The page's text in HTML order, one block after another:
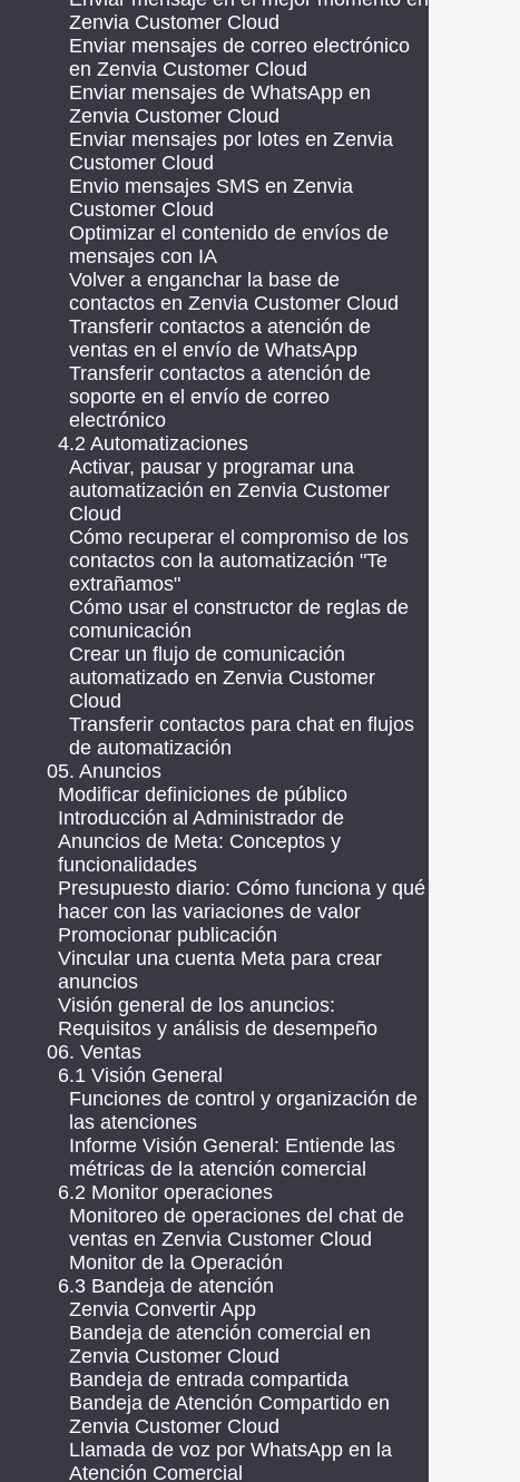
Zenvia Customer Cloud
Enviar mensajes de correo electrónico
en Zenvia Customer Cloud
Enviar mensajes de WhatsApp en
Zenvia Customer Cloud
Enviar mensajes por lotes en Zenvia
Customer Cloud
Envio mensajes SMS en Zenvia
Customer Cloud
Optimizar el contenido de envíos de
mensajes con IA
Volver a enganchar la base de
contactos en Zenvia Customer Cloud
Transferir contactos a atención de
ventas en el envío de WhatsApp
Transferir contactos a atención de
soporte en el envío de correo
electrónico
4.2 Automatizaciones
Activar, pausar y programar una
automatización en Zenvia Customer
Cloud
Cómo recuperar el compromiso de los
contactos con la automatización "Te
extrañamos"
Cómo usar el constructor de reglas de
comunicación
Crear un flujo de comunicación
automatizado en Zenvia Customer
Cloud
Transferir contactos para chat en flujos
de automatización
05. Anuncios
Modificar definiciones de público
Introducción al Administrador de
Anuncios de Meta: Conceptos y
funcionalidades
Presupuesto diario: Cómo funciona y qué
hacer con las variaciones de valor
Promocionar publicación
Vincular una cuenta Meta para crear
anuncios
Visión general de los anuncios:
Requisitos y análisis de desempeño
06. Ventas
6.1 Visión General
Funciones de control y organización de
las atenciones
Informe Visión General: Entiende las
métricas de la atención comercial
6.2 Monitor operaciones
Monitoreo de operaciones del chat de
ventas en Zenvia Customer Cloud
Monitor de la Operación
6.3 Bandeja de atención
Zenvia Convertir App
Bandeja de atención comercial en
Zenvia Customer Cloud
Bandeja de entrada compartida
Bandeja de Atención Compartido en
Zenvia Customer Cloud
Llamada de voz por WhatsApp en la
Atención Comercial